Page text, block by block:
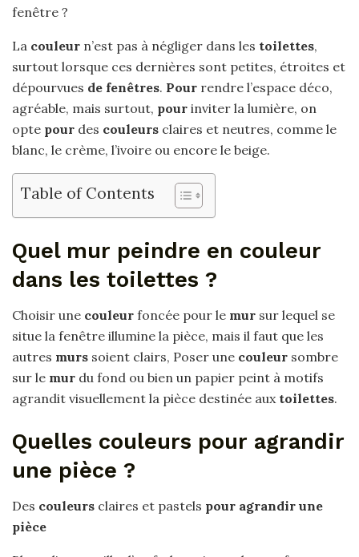
fenêtre ?
La couleur n’est pas à négliger dans les toilettes,
surtout lorsque ces dernières sont petites, étroites et
dépourvues de fenêtres. Pour rendre l’espace déco,
agréable, mais surtout, pour inviter la lumière, on
opte pour des couleurs claires et neutres, comme le
blanc, le crème, l’ivoire ou encore le beige.
Table of Contents
Quel mur peindre en couleur
dans les toilettes ?
Choisir une couleur foncée pour le mur sur lequel se
situe la fenêtre illumine la pièce, mais il faut que les
autres murs soient clairs, Poser une couleur sombre
sur le mur du fond ou bien un papier peint à motifs
agrandit visuellement la pièce destinée aux toilettes.
Quelles couleurs pour agrandir
une pièce ?
Des couleurs claires et pastels pour agrandir une
pièce